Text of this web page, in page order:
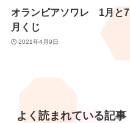
オランピアソワレ 1月と7
月くじ
2021年4月9日
よく読まれている記事